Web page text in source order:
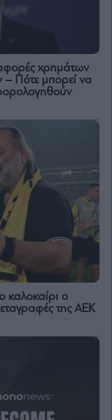
χρημάτων
– Πότε μπορεί να
καλοκαίρι ο
της ΑΕΚ